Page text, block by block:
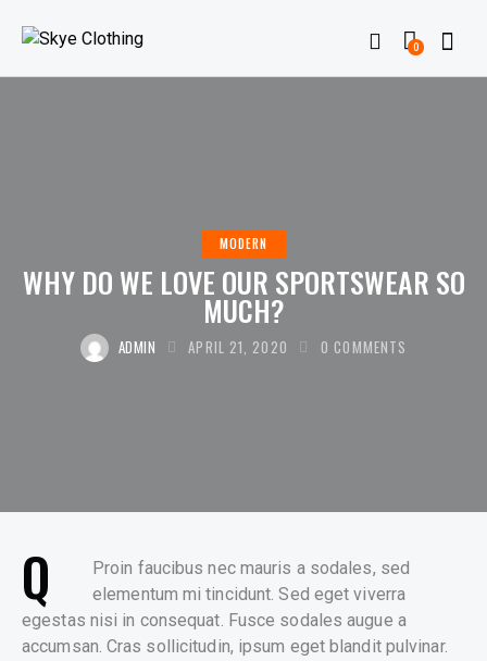
0
MODERN
WHY DO WE LOVE OUR SPORTSWEAR SO
MUCH?
ADMIN APRIL 21, 2020 0 COMMENTS
Q
Proin faucibus nec mauris a sodales, sed
elementum mi tincidunt. Sed eget viverra
egestas nisi in consequat. Fusce sodales augue a
accumsan. Cras sollicitudin, ipsum eget blandit pulvinar.